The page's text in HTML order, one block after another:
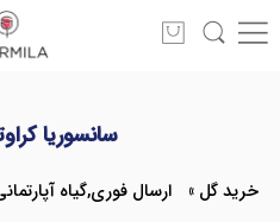
سانسوریا
خرید گل » ارسال فوری,گیاه